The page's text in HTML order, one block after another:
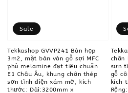
Sale
Tekkashop GVVP241 Bàn họp
3m2, mặt bàn ván gỗ sợi MFC
phủ melamine đạt tiêu chuẩn
E1 Châu Âu, khung chân thép
sơn tĩnh điện xám mờ, kích
thước: Dài:3200mm x
chân
sơn
gỗ
kích